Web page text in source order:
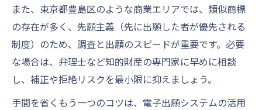
また、東京都豊島区のような商業エリアでは、類似商標
の存在が多く、先願主義（先に出願した者が優先される
制度）のため、調査と出願のスピードが重要です。必要
な場合は、弁理士など知的財産の専門家に早めに相談
し、補正や拒絶リスクを最小限に抑えましょう。
手間を省くもう一つのコツは、電子出願システムの活用